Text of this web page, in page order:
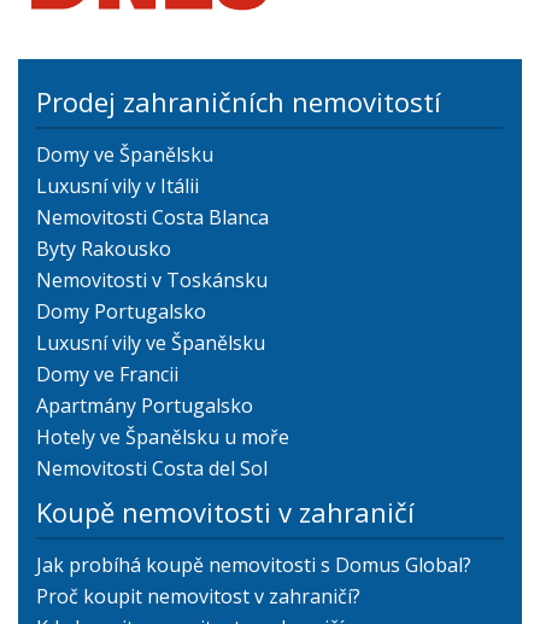
Prodej zahraničních nemovitostí
Domy ve Španělsku
Luxusní vily v Itálii
Nemovitosti Costa Blanca
Byty Rakousko
Nemovitosti v Toskánsku
Domy Portugalsko
Luxusní vily ve Španělsku
Domy ve Francii
Apartmány Portugalsko
Hotely ve Španělsku u moře
Nemovitosti Costa del Sol
Koupě nemovitosti v zahraničí
Jak probíhá koupě nemovitosti s Domus Global?
Proč koupit nemovitost v zahraničí?